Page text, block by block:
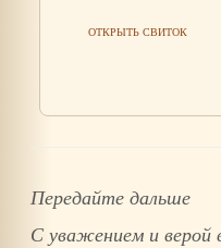
ОТКРЫТЬ СВИТОК
Передайте дальше
С уважением и